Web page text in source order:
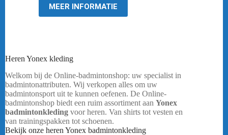
MEER INFORMATIE
Heren Yonex kleding
Welkom bij de Online-badmintonshop: uw specialist in
badmintonattributen. Wij verkopen alles om uw
badmintonsport uit te kunnen oefenen. De Online-
badmintonshop biedt een ruim assortiment aan Yonex
badmintonkleding voor heren. Van shirts tot vesten en
van trainingspakken tot schoenen.
Bekijk onze heren Yonex badmintonkleding